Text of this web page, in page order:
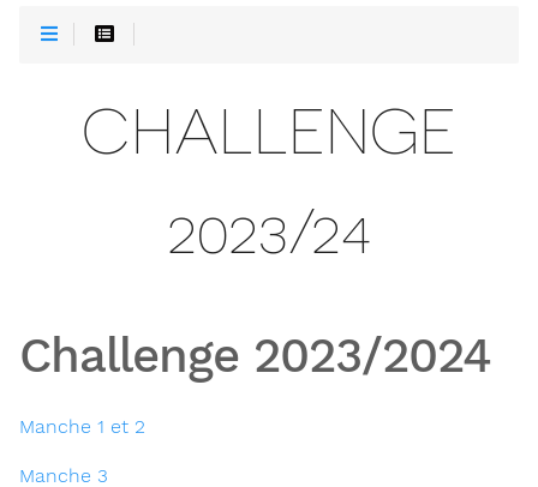
CHALLENGE
2023/24
Challenge 2023/2024
Manche 1 et 2
Manche 3